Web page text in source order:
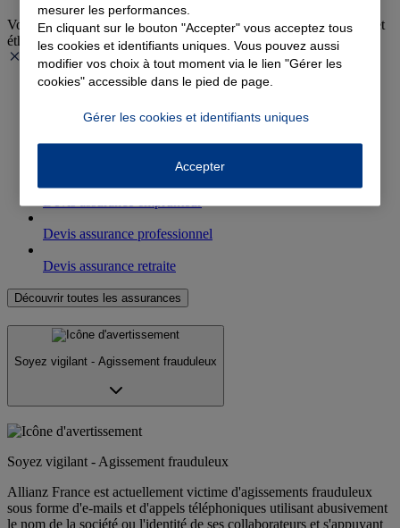
Votre agence agit au quotidien pour une activité plus responsable et
éthique.
Devis complémentaire santé
Devis assurance professionnel
Devis assurance retraite
Découvrir toutes les assurances
Soyez vigilant - Agissement frauduleux
Soyez vigilant - Agissement frauduleux
Allianz France est actuellement victime d'agissements frauduleux
sous forme d'e-mails et d'appels téléphoniques utilisant abusivement
le nom de la société ou l'identité de ses collaborateurs et s'appuyant
mesurer les performances.
En cliquant sur le bouton "Accepter" vous acceptez tous
les cookies et identifiants uniques. Vous pouvez aussi
modifier vos choix à tout moment via le lien "Gérer les
cookies" accessible dans le pied de page.
Gérer les cookies et identifiants uniques
Accepter